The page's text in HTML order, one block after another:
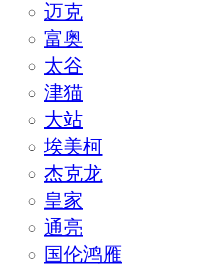
迈克
富奥
太谷
津猫
大站
埃美柯
杰克龙
皇家
通亮
国伦鸿雁